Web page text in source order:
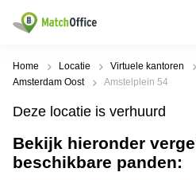
Huren / Verhuren
Productpagina's
Kantoorruimten
Business
Populaire
Steden
Alkmaar
Populaire
zoekopdrachten
Kantoorruimte
in Breda
Help
Over ons
Home Locatie Virtuele kantoren
Amsterdam Oost
Amstelplein 54
Deze locatie is verhuurd
Bekijk hieronder
beschikbare panden: